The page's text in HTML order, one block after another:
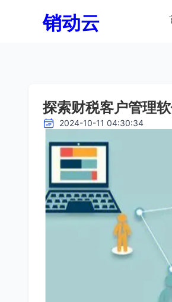
销动云
探索财税客户管理
2024-10-11 04:30:34